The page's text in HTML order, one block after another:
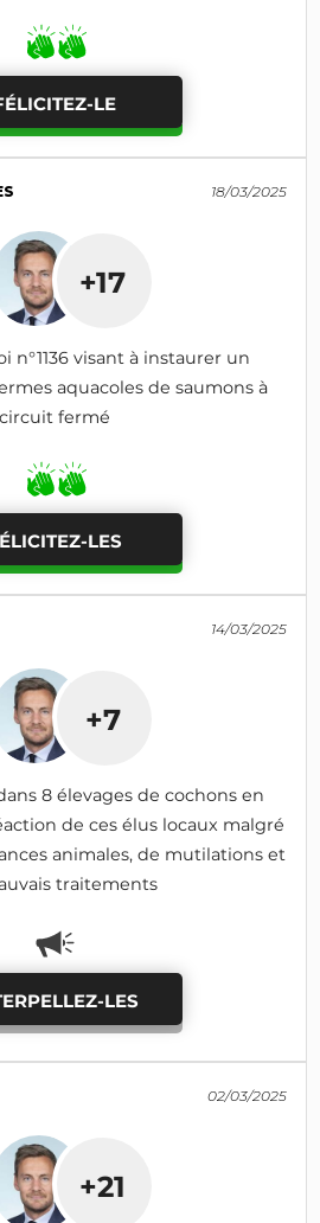
LE
18/03/2025
+17
n°1136 visant à instaurer un
aquacoles de saumons à
circuit fermé
LES
14/03/2025
+7
8 élevages de cochons en
de ces élus locaux malgré
animales, de mutilations et
traitements
LES
02/03/2025
+21